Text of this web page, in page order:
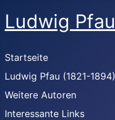
Ludwig Pfau
Startseite
Ludwig Pfau (1821-1894)
Weitere Autoren
Interessante Links